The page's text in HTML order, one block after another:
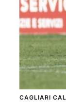
CAGLIARI